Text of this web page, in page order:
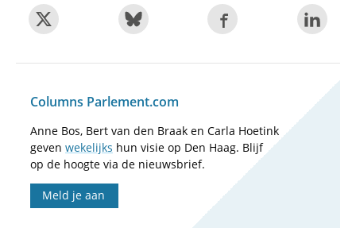
Columns Parlement.com
Anne Bos, Bert van den Braak en Carla Hoetink
geven wekelijks hun visie op Den Haag. Blijf
op de hoogte via de nieuwsbrief.
Meld je aan